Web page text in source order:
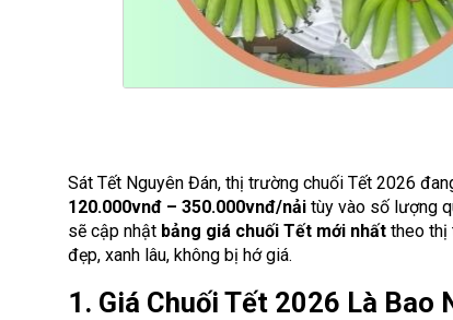
Sát Tết Nguyên Đán, thị trường chuối Tết 2026
120.000vnđ – 350.000vnđ/nải tùy vào số lượng
sẽ cập nhật bảng giá chuối Tết mới nhất theo thị
đẹp, xanh lâu, không bị hớ giá.
1. Giá Chuối Tết 2026 Là Bao